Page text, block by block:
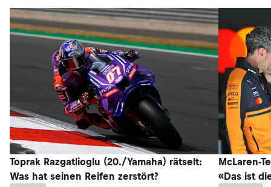
Toprak Razgatlioglu (20./Yamaha) rätselt:
Was hat seinen Reifen zerstört?
McLaren-
«Das ist